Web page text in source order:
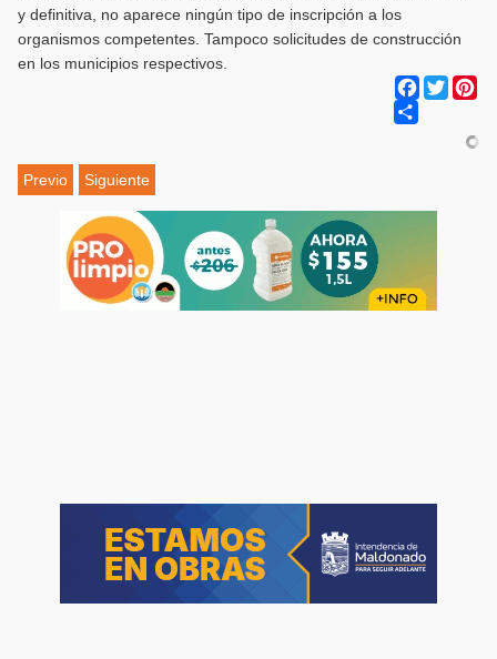
y definitiva, no aparece ningún tipo de inscripción a los
organismos competentes. Tampoco solicitudes de construcción
en los municipios respectivos.
Facebook
Twitter
Previo Siguiente